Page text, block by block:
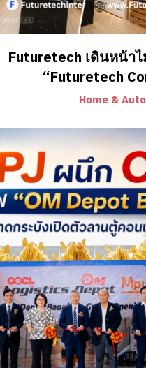
Futuretech เดินหน้า
“Futuretech
Home & Auto